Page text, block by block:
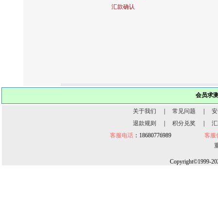
汇款确认
会员求
关于我们 常见问题
退款规则
积分兑奖
客服电话 ：18680776989
客服
Copyright©1999-